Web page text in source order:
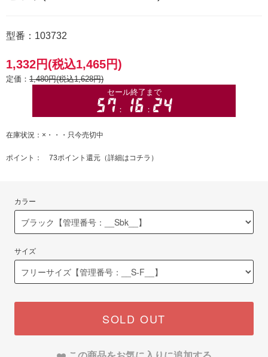
型番：103732
1,332円(税込1,465円)
定価： 1,480円(税込1,628円)
在庫状況：×・・・只今売切中
ポイント： 73ポイント還元（詳細はコチラ ）
カラー
サイズ
SOLD OUT